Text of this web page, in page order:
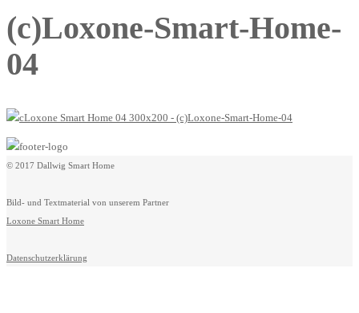
(c)Loxone-Smart-Home-
04
© 2017 Dallwig Smart Home
Bild- und Textmaterial von unserem Partner
Loxone Smart Home
Datenschutzerklärung